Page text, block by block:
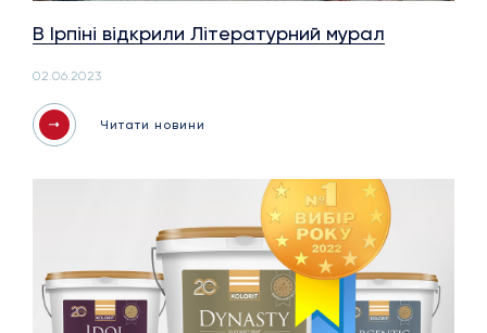
В Ірпіні відкрили Літературний мурал
02.06.2023
Читати новини